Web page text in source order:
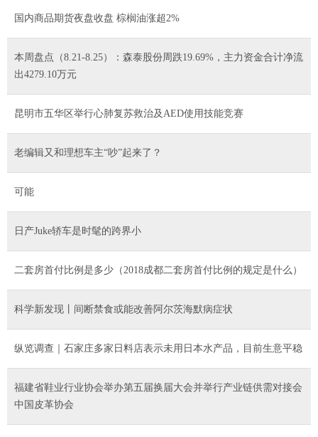
国内商品期货夜盘收盘 棕榈油涨超2%
本周盘点（8.21-8.25）：森泰股份周跌19.69%，主力资金合计净流
出4279.10万元
昆明市五华区举行心肺复苏救治及AED使用技能竞赛
老编辑又和理想车主“吵”起来了？
可能
日产Juke轿车是时髦的跨界小
二套房首付比例是多少（2018成都二套房首付比例的规定是什么）
科学新发现丨间断禁食或能改善阿尔茨海默病症状
纵览调查｜石家庄多家日料店表示未用日本水产品，目前生意平稳
福建省鞋业行业协会举办第五届换届大会并举行产业链供需对接会
中国皮革协会